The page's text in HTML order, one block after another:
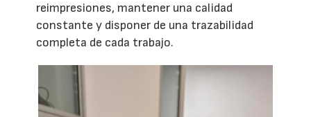
reimpresiones, mantener una calidad
constante y disponer de una trazabilidad
completa de cada trabajo.